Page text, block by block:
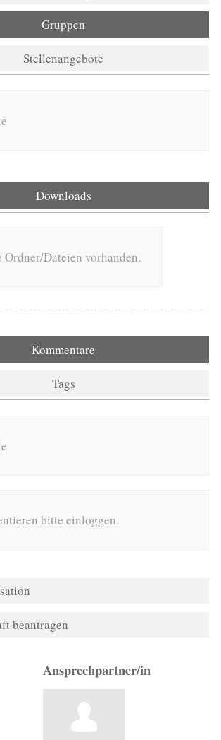
Gruppen
Stellenangebote
Downloads
Ordner/Dateien vorhanden.
Kommentare
Tags
bitte einloggen.
beantragen
Ansprechpartner/in